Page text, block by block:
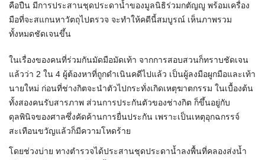
คือปืน มีการประสานชุดประดาน้ำของมูลนิธิร่วมกตัญญู พร้อมเครื่อง
มือที่จะสแกนหาวัตถุไปตรวจ จะทำให้คดีนี้สมบูรณ์ เห็นภาพรวม
ทั้งหมดชัดเจนขึ้น
ในเรื่องของคนที่ร่วมกันมัดมือมัดเท้า จากการสอบสวนก็ทราบชัดเจน
แล้วว่า 2 ใน 4 ผู้ต้องหาที่ถูกดำเนินคดีไปแล้ว เป็นผู้ลงมือผูกมือและเท้า
นายใหม่ ก่อนที่ช่างกิตจะนำตัวไปกระทั่งเกิดเหตุฆาตกรรม ในเบื้องต้น
ทั้งสองคนรับสารภาพ ส่วนการประกันตัวของช่างกิต ก็ขึ้นอยู่กับ
ดุลพินิจของศาลซึ่งคัดค้านการยื่นประกัน เพราะเป็นเหตุอุกฉกรรจ์
สะเทือนขวัญแล้วก็มีความโหดร้าย
โดยช่วงบ่าย ทางตำรวจได้ประสานชุดประดาน้ำลงพื้นที่คลองส่งน้ำ